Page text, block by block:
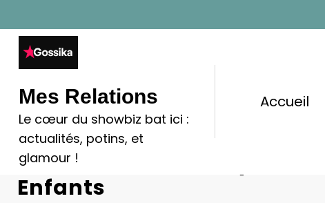
au
contenu
Mes Relations
Le cœur du showbiz bat ici :
actualités, potins, et
glamour !
Accueil
Philippe Katerine : Entre
Excentricité Et Critiques De
Enfants